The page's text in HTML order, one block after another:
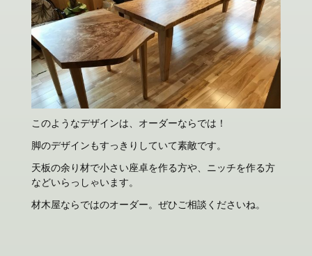
このようなデザインは、オーダーならでは！
脚のデザインもすっきりしていて素敵です。
天板の余り材で小さい座卓を作る方や、ニッチを作る方
などいらっしゃいます。
材木屋ならではのオーダー。ぜひご相談くださいね。